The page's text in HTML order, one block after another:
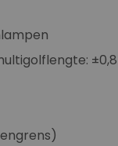
±0,8